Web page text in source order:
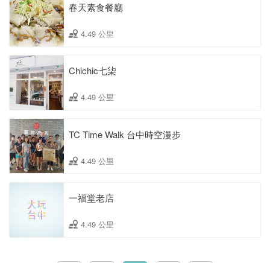
春天素食餐廳
4.49 公里
Chichic七柒
4.49 公里
TC Time Walk 台中時空漫步
4.49 公里
一福堂老店
4.49 公里